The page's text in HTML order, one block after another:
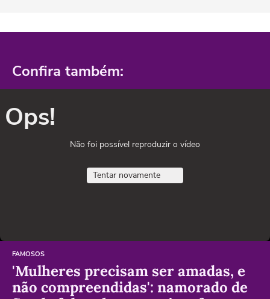
Confira também:
Ops!
Não foi possível reproduzir o vídeo
Tentar novamente
FAMOSOS
'Mulheres precisam ser amadas, e
não compreendidas': namorado de